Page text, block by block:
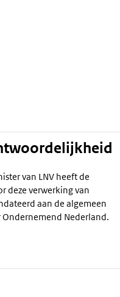
van LNV heeft de
deze verwerking van
aan de algemeen
Nederland.